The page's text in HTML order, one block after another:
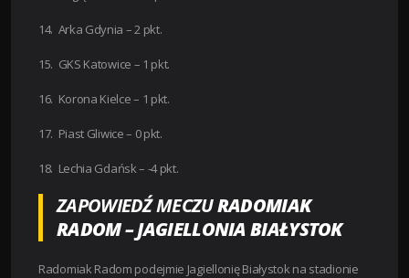
14. Arka Gdynia – 2 pkt.
15. GKS Katowice – 1 pkt.
16. Korona Kielce – 1 pkt.
17. Piast Gliwice – 0 pkt.
18. Lechia Gdańsk – -4 pkt.
ZAPOWIEDŹ MECZURADOMIAK
RADOM – JAGIELLONIA BIAŁYSTOK
Radomiak Radom podejmie Jagiellonię Białystok na stadionie